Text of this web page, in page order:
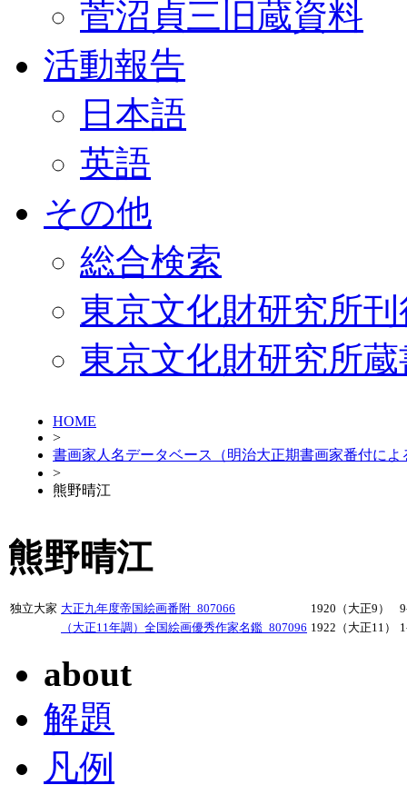
菅沼貞三旧蔵資料
活動報告
日本語
英語
その他
総合検索
東京文化財研究所
東京文化財研究所
HOME
>
書画家人名データベース（明治大正期書画家番付によ
>
熊野晴江
熊野晴江
独立大家 大正九年度帝国絵画番附_807066 1920（大正9）
（大正11年調）全国絵画優秀作家名鑑_807096 1922（大正11）
about
解題
凡例